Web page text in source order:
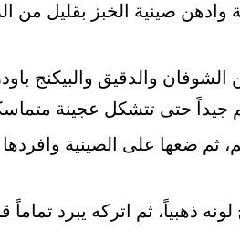
الفرن على درجة حرارة 180 مئوية وادهن صينية
والدقيق والبيكنج
جيداً حتى تتشكل عجينة
ثم ضعها على الصينية
أو حتى يصبح لونه ذهبياً، ثم اتركه يبرد